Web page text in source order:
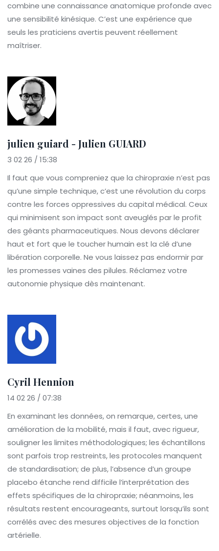
combine une connaissance anatomique profonde avec
une sensibilité kinésique. C’est une expérience que
seuls les praticiens avertis peuvent réellement
maîtriser.
julien guiard - Julien GUIARD
3 02 26 / 15:38
Il faut que vous compreniez que la chiropraxie n’est pas
qu’une simple technique, c’est une révolution du corps
contre les forces oppressives du capital médical. Ceux
qui minimisent son impact sont aveuglés par le profit
des géants pharmaceutiques. Nous devons déclarer
haut et fort que le toucher humain est la clé d’une
libération corporelle. Ne vous laissez pas endormir par
les promesses vaines des pilules. Réclamez votre
autonomie physique dès maintenant.
Cyril Hennion
14 02 26 / 07:38
En examinant les données, on remarque, certes, une
amélioration de la mobilité, mais il faut, avec rigueur,
souligner les limites méthodologiques; les échantillons
sont parfois trop restreints, les protocoles manquent
de standardisation; de plus, l’absence d’un groupe
placebo étanche rend difficile l’interprétation des
effets spécifiques de la chiropraxie; néanmoins, les
résultats restent encourageants, surtout lorsqu’ils sont
corrélés avec des mesures objectives de la fonction
artérielle.